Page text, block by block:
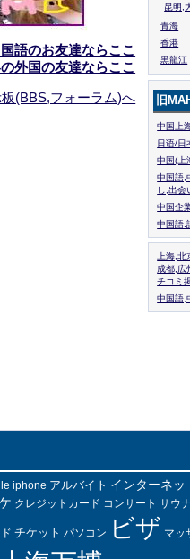
語のお友達ならここ
外国の友達ならここ
(BBS,フォーラム)へ
昆明,
青海
香港
黒龍江
旧
中国上
日语/日
中国(上
中国語,
し,出会
中国企
中国語.
上海,
成都,広
チコミ
中国語,
iphone アルバイト インターネッ
クレジットカード コンサート サウナ
チケット パソコン ビザ マッ